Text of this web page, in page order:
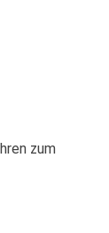
zum